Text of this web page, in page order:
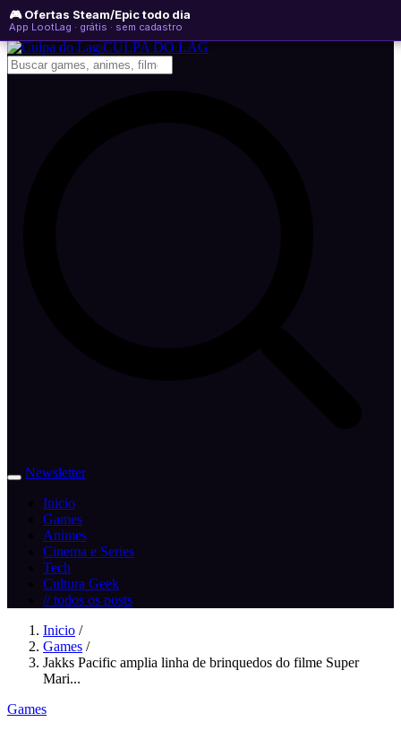
🎮 Ofertas Steam/Epic todo dia
App LootLag · grátis · sem cadastro
sexta-feira, 07 de agosto de 2026
Newsletter
CULPA DO LAG
Newsletter
Inicio
Games
Animes
Cinema e Series
Tech
Cultura Geek
// todos os posts
Inicio /
Games /
Jakks Pacific amplia linha de brinquedos do filme Super
Mari...
Games